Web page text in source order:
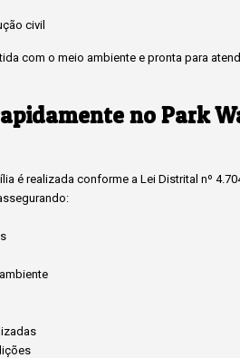
civil
com o meio ambiente e pronta para
no Park
é realizada conforme a Lei Distrital nº